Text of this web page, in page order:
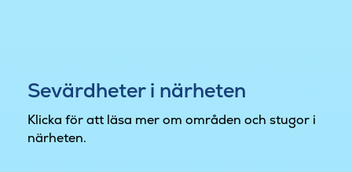
Sevärdheter i närheten
Klicka för att läsa mer om områden och stugor i
närheten.